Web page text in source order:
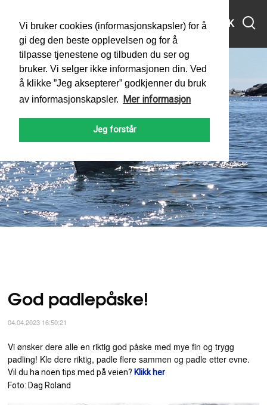
Vi bruker cookies (informasjonskapsler) for å
gi deg den beste opplevelsen og for å
tilpasse tjenestene og tilbuden du ser og
bruker. Vi selger ikke informasjonen din. Ved
å klikke ”Jeg aksepterer” godkjenner du bruk
av informasjonskapsler.
Mer informasjon
Jeg forstår
MENY SØK
God padlepåske!
04.04.2023 16:50:21
Vi ønsker dere alle en riktig god påske med mye fin og trygg
padling! Kle dere riktig, padle flere sammen og padle etter evne.
Vil du ha noen tips med på veien? Klikk her
Foto: Dag Roland